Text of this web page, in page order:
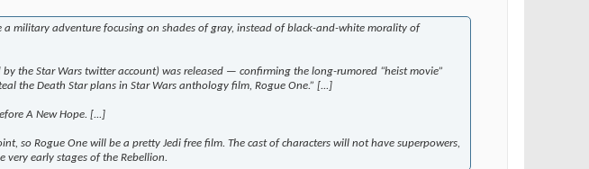
a military adventure focusing on shades of gray, instead of black-and-white morality of
the Star Wars twitter account) was released — confirming the long-rumored “heist movie”
the Death Star plans in Star Wars anthology film, Rogue One.” [...]
A New Hope. [...]
so Rogue One will be a pretty Jedi free film. The cast of characters will not have superpowers,
early stages of the Rebellion.